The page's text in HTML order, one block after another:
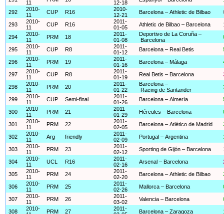
11
12-18
292
2010-
11
CUP R16
2010-
12-21
Barcelona – Athletic de Bilbao
293
2010-
11
CUP R16
2011-
01-05
Athletic de Bilbao – Barcelona
294
2010-
11
PRM 18
2011-
01-08
Deportivo de La Coruña –
Barcelona
295
2010-
11
CUP R8
2011-
01-12
Barcelona – Real Betis
296
2010-
11
PRM 19
2011-
01-16
Barcelona – Málaga
297
2010-
11
CUP R8
2011-
01-19
Real Betis – Barcelona
298
2010-
11
PRM 20
2011-
01-22
Barcelona –
Racing de Santander
299
2010-
11
CUP Semi-final
2011-
01-26
Barcelona – Almería
300
2010-
11
PRM 21
2011-
01-29
Hércules – Barcelona
301
2010-
11
PRM 22
2011-
02-05
Barcelona – Atlético de Madrid
302
2010-
11
Arg friendly
2011-
02-09
Portugal – Argentina
303
2010-
11
PRM 23
2011-
02-12
Sporting de Gijón – Barcelona
304
2010-
11
UCL R16
2011-
02-16
Arsenal – Barcelona
305
2010-
11
PRM 24
2011-
02-20
Barcelona – Athletic de Bilbao
306
2010-
11
PRM 25
2011-
02-26
Mallorca – Barcelona
307
2010-
11
PRM 26
2011-
03-02
Valencia – Barcelona
308
2010-
PRM 27
2011-
Barcelona – Zaragoza